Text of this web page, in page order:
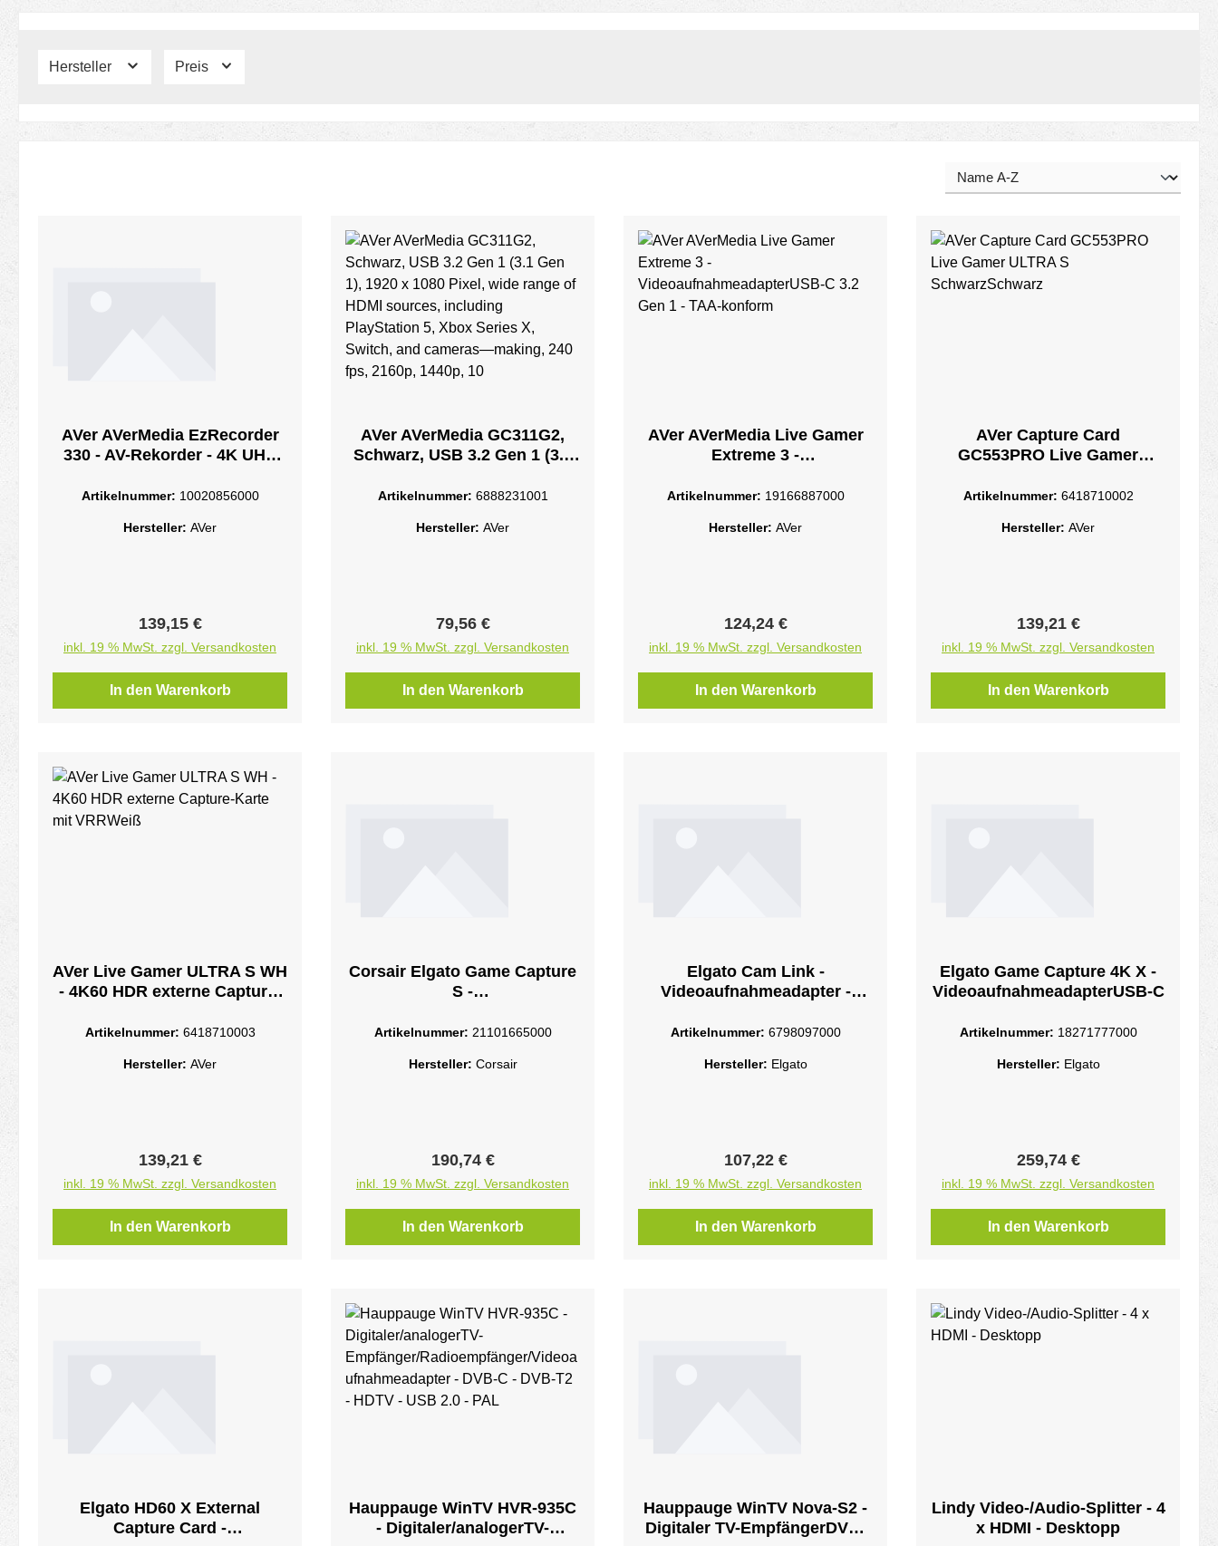
Hersteller Preis
AVer AVerMedia EzRecorder
330 - AV-Rekorder - 4K UHD
Artikelnummer: 10020856000
Hersteller: AVer
Regulärer Preis:
139,15 €
inkl. 19 % MwSt. zzgl. Versandkosten
In den Warenkorb
AVer AVerMedia GC311G2,
Schwarz, USB 3.2 Gen 1 (3.1
wide range of HDMI sources,
Series X, Switch, and cameras
Artikelnummer: 6888231001
Hersteller: AVer
Regulärer Preis:
79,56 €
inkl. 19 % MwSt. zzgl. Versandkosten
In den Warenkorb
AVer AVerMedia Live Gamer
Extreme 3 -
3.2 Gen 1 - TAA-konform
Artikelnummer: 19166887000
Hersteller: AVer
Regulärer Preis:
124,24 €
inkl. 19 % MwSt. zzgl. Versandkosten
In den Warenkorb
AVer Capture Card
GC553PRO Live Gamer
Artikelnummer: 6418710002
Hersteller: AVer
Regulärer Preis:
139,21 €
inkl. 19 % MwSt. zzgl. Versandkosten
In den Warenkorb
AVer Live Gamer ULTRA S WH
- 4K60 HDR externe Capture-
Artikelnummer: 6418710003
Hersteller: AVer
Regulärer Preis:
139,21 €
inkl. 19 % MwSt. zzgl. Versandkosten
In den Warenkorb
Corsair Elgato Game Capture
S -
Artikelnummer: 21101665000
Hersteller: Corsair
Regulärer Preis:
190,74 €
inkl. 19 % MwSt. zzgl. Versandkosten
In den Warenkorb
Elgato Cam Link -
Videoaufnahmeadapter -
Artikelnummer: 6798097000
Hersteller: Elgato
Regulärer Preis:
107,22 €
inkl. 19 % MwSt. zzgl. Versandkosten
In den Warenkorb
Elgato Game Capture 4K X -
VideoaufnahmeadapterUSB-C
Artikelnummer: 18271777000
Hersteller: Elgato
Regulärer Preis:
259,74 €
inkl. 19 % MwSt. zzgl. Versandkosten
In den Warenkorb
Elgato HD60 X External
Capture Card -
Hauppauge WinTV HVR-935C
- Digitaler/analogerTV-
Hauppauge WinTV Nova-S2 -
Digitaler TV-EmpfängerDVB-
Lindy Video-/Audio-Splitter - 4
x HDMI - Desktopp